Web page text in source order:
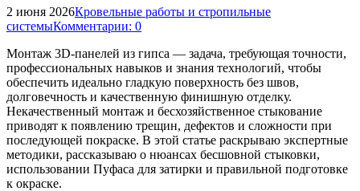
2 июня 2026Кровельные работы и стропильные
системыКомментарии: 0
Монтаж 3D-панелей из гипса — задача, требующая точности,
профессиональных навыков и знания технологий, чтобы
обеспечить идеально гладкую поверхность без швов,
долговечность и качественную финишную отделку.
Некачественный монтаж и бесхозяйственное стыкование
приводят к появлению трещин, дефектов и сложности при
последующей покраске. В этой статье раскрываю экспертные
методики, рассказываю о нюансах бесшовной стыковки,
использовании Пуфаса для затирки и правильной подготовке
к окраске.